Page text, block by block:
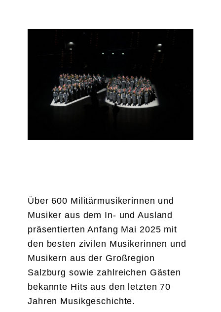
Über 600 Militärmusikerinnen und
Musiker aus dem In- und Ausland
präsentierten Anfang Mai 2025 mit
den besten zivilen Musikerinnen und
Musikern aus der Großregion
Salzburg sowie zahlreichen Gästen
bekannte Hits aus den letzten 70
Jahren Musikgeschichte.